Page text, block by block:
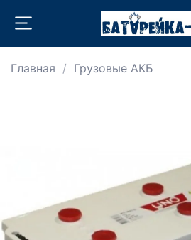
Главная Грузовые АКБ